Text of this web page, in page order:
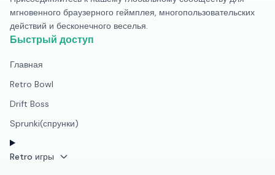
мгновенного браузерного геймплея, многопользовательских
действий и бесконечного веселья.
Быстрый доступ
Главная
Retro Bowl
Drift Boss
Sprunki(спрунки)
Retro игры